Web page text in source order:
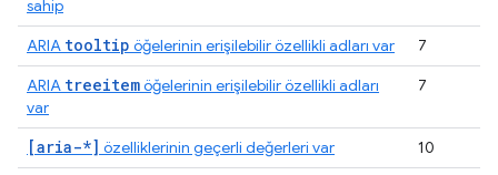
sahip
ARIA tooltip öğelerinin erişilebilir özellikli adları var
7
ARIA treeitemöğelerinin erişilebilir özellikli adları
var
7
[aria-*] özelliklerinin geçerli değerleri var 10